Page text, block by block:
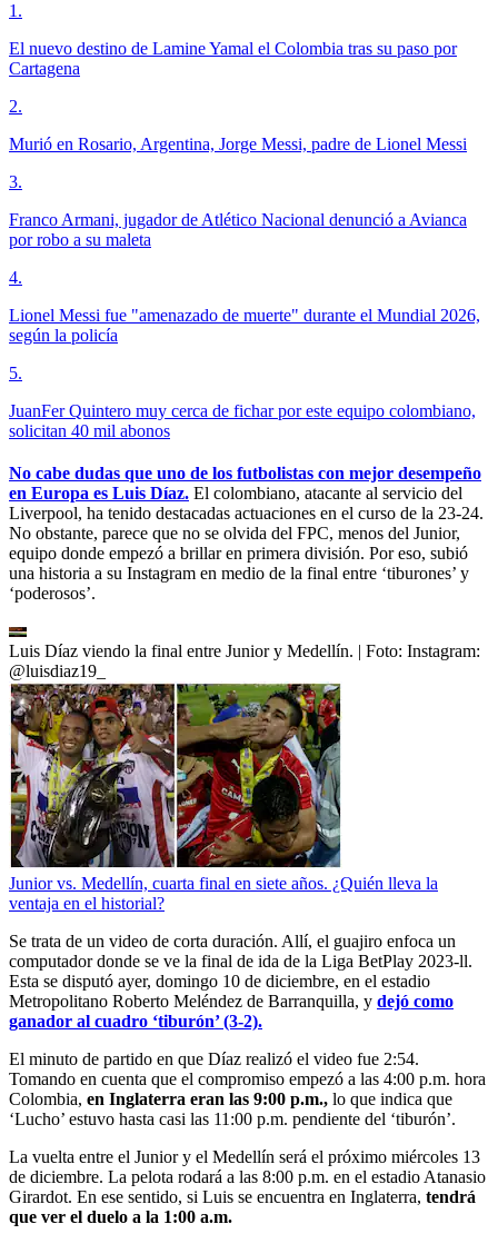
1 .
El nuevo destino de Lamine Yamal el Colombia tras su paso por
Cartagena
2.
Murió en Rosario, Argentina, Jorge Messi, padre de Lionel Messi
3.
Franco Armani, jugador de Atlético Nacional denunció a Avianca
por robo a su maleta
4.
Lionel Messi fue "amenazado de muerte" durante el Mundial 2026,
según la policía
5.
JuanFer Quintero muy cerca de fichar por este equipo colombiano,
solicitan 40 mil abonos
No cabe dudas que uno de los futbolistas con mejor desempeño
en Europa es Luis Díaz. El colombiano, atacante al servicio del
Liverpool, ha tenido destacadas actuaciones en el curso de la 23-24.
No obstante, parece que no se olvida del FPC, menos del Junior,
equipo donde empezó a brillar en primera división. Por eso, subió
una historia a su Instagram en medio de la final entre ‘tiburones’ y
‘poderosos’.
Luis Díaz viendo la final entre Junior y Medellín. | Foto: Instagram:
@luisdiaz19_
Junior vs. Medellín, cuarta final en siete años. ¿Quién lleva la
ventaja en el historial?
Se trata de un video de corta duración. Allí, el guajiro enfoca un
computador donde se ve la final de ida de la Liga BetPlay 2023-ll.
Esta se disputó ayer, domingo 10 de diciembre, en el estadio
Metropolitano Roberto Meléndez de Barranquilla, y dejó como
ganador al cuadro ‘tiburón’ (3-2).
El minuto de partido en que Díaz realizó el video fue 2:54.
Tomando en cuenta que el compromiso empezó a las 4:00 p.m. hora
Colombia, en Inglaterra eran las 9:00 p.m., lo que indica que
‘Lucho’ estuvo hasta casi las 11:00 p.m. pendiente del ‘tiburón’.
La vuelta entre el Junior y el Medellín será el próximo miércoles 13
de diciembre. La pelota rodará a las 8:00 p.m. en el estadio Atanasio
Girardot. En ese sentido, si Luis se encuentra en Inglaterra, tendrá
que ver el duelo a la 1:00 a.m.